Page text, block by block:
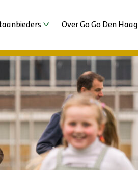
Kracht Clubs
Over Go Go Den Haag
Contact